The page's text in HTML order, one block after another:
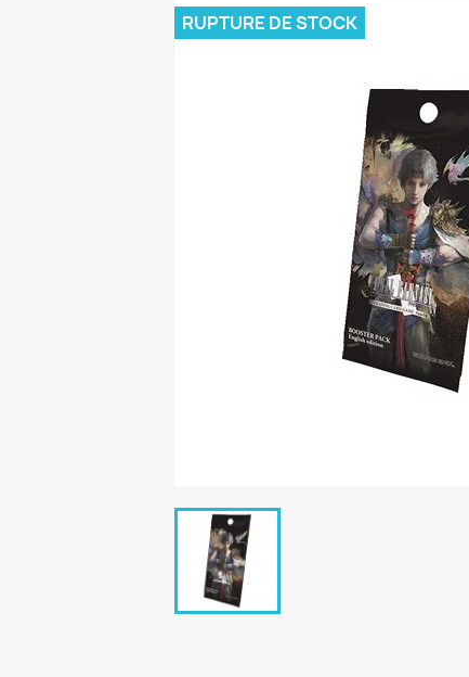
RUPTURE DE STOCK